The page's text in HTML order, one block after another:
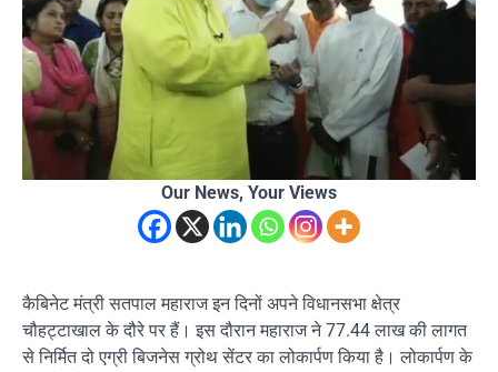
Our News, Your Views
कैबिनेट मंत्री सतपाल महाराज इन दिनों अपने विधानसभा क्षेत्र
चौहट्टाखाल के दौरे पर हैं। इस दौरान महाराज ने 77.44 लाख की लागत
से निर्मित दो एग्री बिजनेस ग्रोथ सेंटर का लोकार्पण किया है। लोकार्पण के